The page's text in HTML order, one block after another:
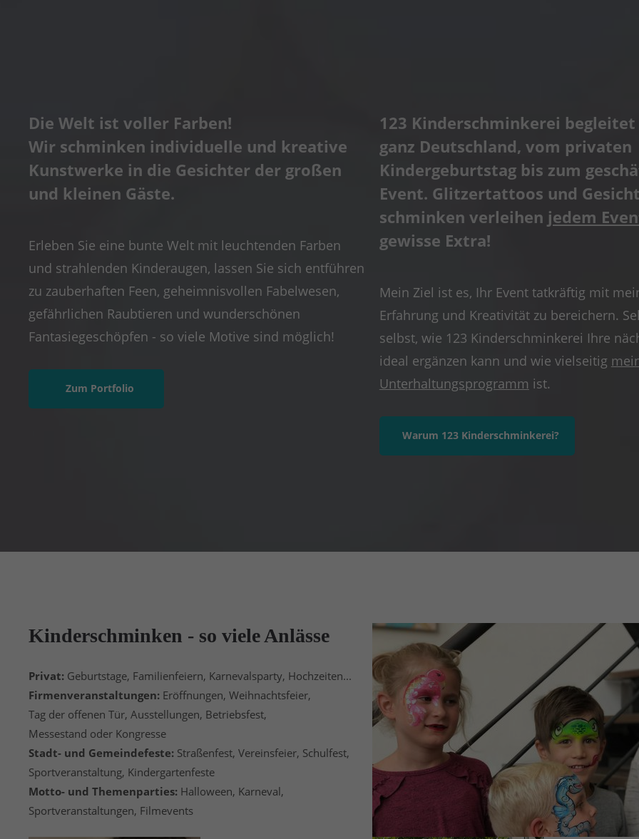
Die Welt ist voller Farben!
Wir schminken individuelle und kreative
Kunstwerke in die Gesichter der großen
und kleinen Gäste.
Erleben Sie eine bunte Welt mit leuchtenden Farben
und strahlenden Kinderaugen, lassen Sie sich entführen
zu zauberhaften Feen, geheimnisvollen Fabelwesen,
gefährlichen Raubtieren und wunderschönen
Fantasiegeschöpfen - so viele Motive sind möglich!
Zum Portfolio
123 Kinderschminkerei begleitet
ganz Deutschland, vom privaten
Kindergeburtstag bis zum
Event. Glitzertattoos und
schminken verleihen jedem
gewisse Extra!
Mein Ziel ist es, Ihr Event tatkräftig mit
Erfahrung und Kreativität zu bereichern.
selbst, wie 123 Kinderschminkerei Ihre
ideal ergänzen kann und wie vielseitig
Unterhaltungsprogramm ist.
Warum 123 Kinderschminkerei?
Kinderschminken - so viele Anlässe
Privat: Geburtstage, Familienfeiern, Karnevalsparty, Hochzeiten...
Firmenveranstaltungen: Eröffnungen, Weihnachtsfeier,
Tag der offenen Tür, Ausstellungen, Betriebsfest,
Messestand oder Kongresse
Stadt- und Gemeindefeste: Straßenfest, Vereinsfeier, Schulfest,
Sportveranstaltung, Kindergartenfeste
Motto- und Themenparties: Halloween, Karneval,
Sportveranstaltungen, Filmevents